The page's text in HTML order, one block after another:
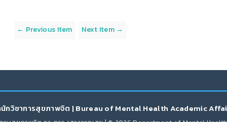
← Previous Item Next Item →
กวิชาการสุขภาพจิต | Bureau of Mental Health Academic